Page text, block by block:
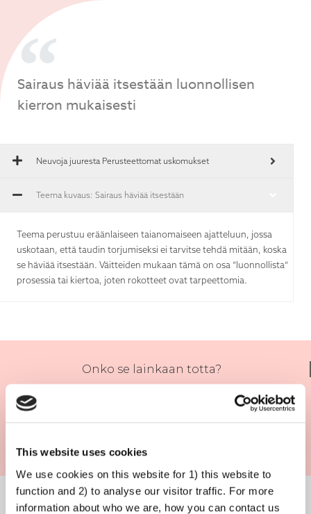
This website uses cookies
We use cookies on this website for 1) this website to
function and 2) to analyse our visitor traffic. For more
information about who we are, how you can contact us
Sairaus häviää itsestään luonnollisen
kierron mukaisesti
Neuvoja juuresta Perusteettomat uskomukset
Teema kuvaus: Sairaus häviää itsestään
Teema perustuu eräänlaiseen taianomaiseen ajatteluun, jossa
uskotaan, että taudin torjumiseksi ei tarvitse tehdä mitään, koska
se häviää itsestään. Väitteiden mukaan tämä on osa ”luonnollista”
prosessia tai kiertoa, joten rokotteet ovat tarpeettomia.
Onko se lainkaan totta?
Jotkut taudit näyttävät häviävän jonkin ajan kuluttua tai muuttuvan
luonteeltaan. On totta, että sairauksia aiheuttavat taudinaiheuttajat